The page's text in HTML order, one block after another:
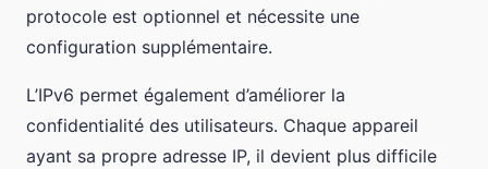
protocole est optionnel et nécessite une
configuration supplémentaire.
L’IPv6 permet également d’améliorer la
confidentialité des utilisateurs. Chaque appareil
ayant sa propre adresse IP, il devient plus difficile